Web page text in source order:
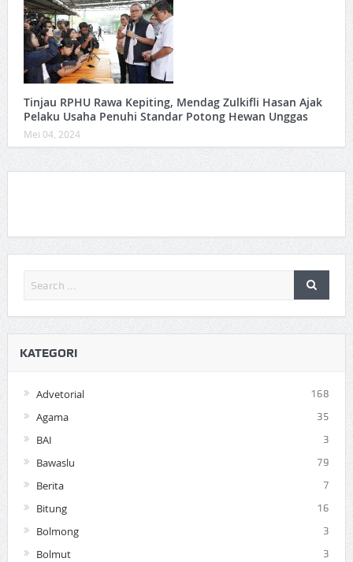
Tinjau RPHU Rawa Kepiting, Mendag Zulkifli Hasan Ajak
Pelaku Usaha Penuhi Standar Potong Hewan Unggas
Mei 04, 2024
KATEGORI
Advetorial 168
Agama 35
BAI 3
Bawaslu 79
Berita 7
Bitung 16
Bolmong 3
Bolmut 3